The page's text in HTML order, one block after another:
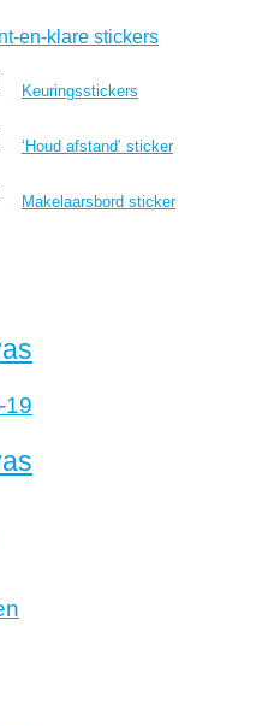
en-klare stickers
Keuringsstickers
‘Houd afstand’ sticker
Makelaarsbord sticker
19